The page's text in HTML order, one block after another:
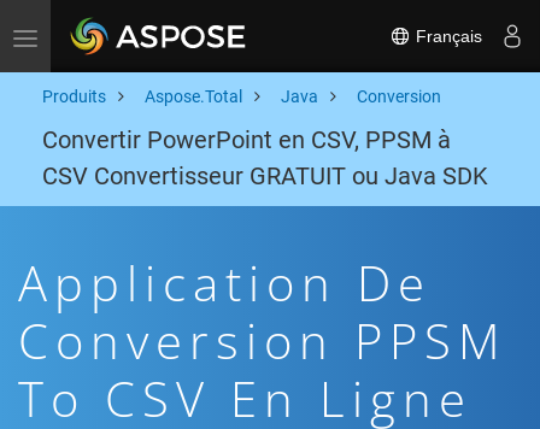
Toggle navigation Français
Produits Aspose.Total Java Conversion
Convertir PowerPoint en CSV, PPSM à
CSV Convertisseur GRATUIT ou Java SDK
Application De
Conversion PPSM
To CSV En Ligne